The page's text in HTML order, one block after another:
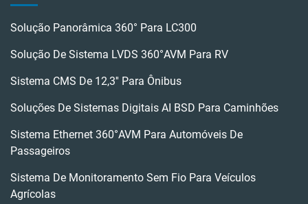
Solução Panorâmica 360° Para LC300
Solução De Sistema LVDS 360°AVM Para RV
Sistema CMS De 12,3'' Para Ônibus
Soluções De Sistemas Digitais AI BSD Para Caminhões
Sistema Ethernet 360°AVM Para Automóveis De
Passageiros
Sistema De Monitoramento Sem Fio Para Veículos
Agrícolas